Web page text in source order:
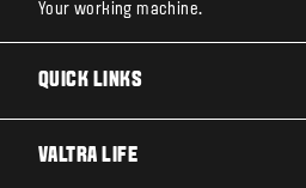
Your working machine.
QUICK LINKS
VALTRA LIFE